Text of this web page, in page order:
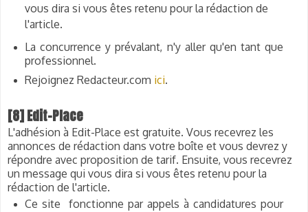
vous dira si vous êtes retenu pour la rédaction de
l'article.
La concurrence y prévalant, n'y aller qu'en tant que
professionnel.
Rejoignez Redacteur.com ici.
[8] Edit-Place
L'adhésion à Edit-Place est gratuite. Vous recevrez les
annonces de rédaction dans votre boîte et vous devrez y
répondre avec proposition de tarif. Ensuite, vous recevrez
un message qui vous dira si vous êtes retenu pour la
rédaction de l'article.
Ce site fonctionne par appels à candidatures pour